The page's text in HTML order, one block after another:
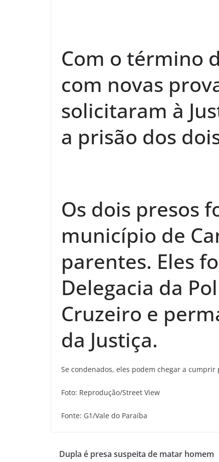
Com o término
com novas
solicitaram à
a prisão dos
Os dois presos
município de
parentes. Eles
Delegacia da
Cruzeiro e
da Justiça.
Se condenados, eles podem chegar a
Foto: Reprodução/Street View
Fonte: G1/Vale do Paraíba
Dupla é presa suspeita de matar homem